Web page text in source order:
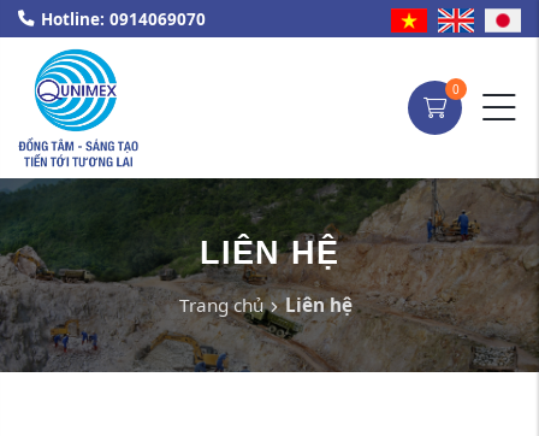
Hotline: 0914069070
0
LIÊN HỆ
Trang chủ Liên hệ